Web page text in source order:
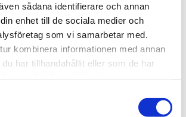
sådana identifierare och annan
enhet till de sociala medier och
som vi samarbetar med.
kombinera informationen med annan
har tillhandahållit eller som de har
2 - 0 veckor före kursstart debiteras
större grupper kontakta oss för